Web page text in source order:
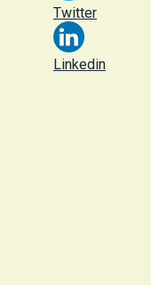
Twitter
Linkedin